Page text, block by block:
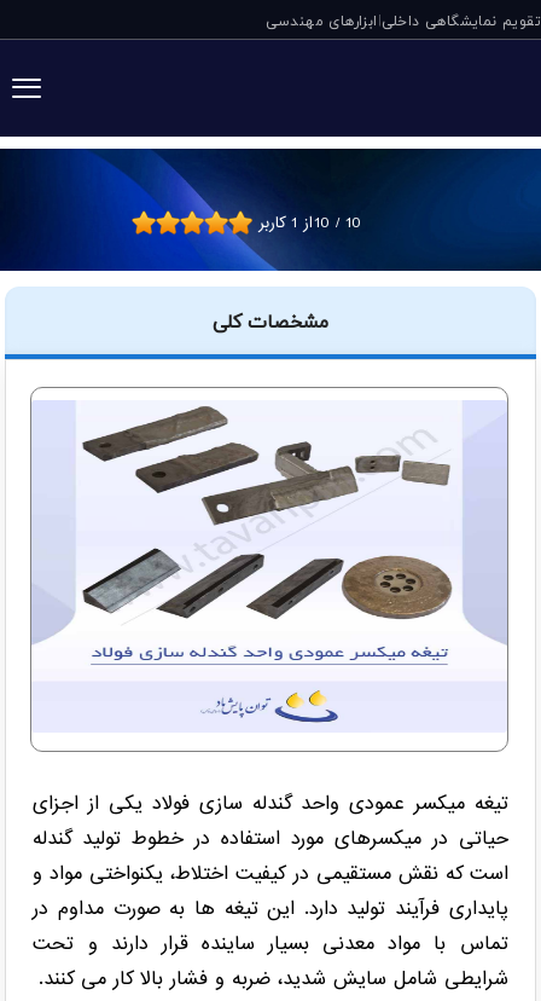
تقویم نمایشگاهی داخلی|ابزارهای مهندسی
تیغه میکسر 10 / 10 از 1کاربر
مشخصات کلی
تیغه میکسر عمودی واحد گندله سازی فولاد یکی از اجزای
حیاتی در میکسرهای مورد استفاده در خطوط تولید گندله
است که نقش مستقیمی در کیفیت اختلاط، یکنواختی مواد و
پایداری فرآیند تولید دارد. این تیغه ها به صورت مداوم در
تماس با مواد معدنی بسیار ساینده قرار دارند و تحت
شرایطی شامل سایش شدید، ضربه و فشار بالا کار می کنند.